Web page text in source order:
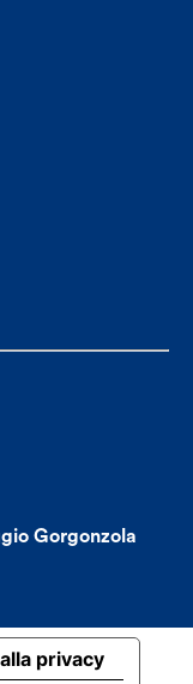
Gorgonzola
privacy